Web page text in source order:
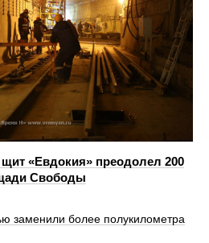
«Евдокия» преодолел 200
Свободы
заменили более полукилометра